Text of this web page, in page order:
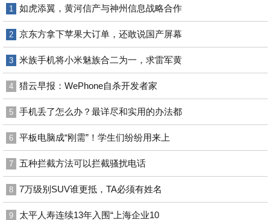
1 如虎添翼，黄河信产与神州信息战略合作
2 京东方拿下苹果大订单，还敢说国产屏幕
3 米族手机将小米魅族合二为一，求雷军黄
4 猎云早报：WePhone自杀开发者家
5 手机丢了怎么办？最详尽和实用的办法都
6 平板电脑成“刚需”！学生们纷纷用来上
7 五种拦截方法可以拦截骚扰电话
8 7万级别SUV谁更抵，TA必须有姓名
9 太平人寿连续13年入围“上海企业10